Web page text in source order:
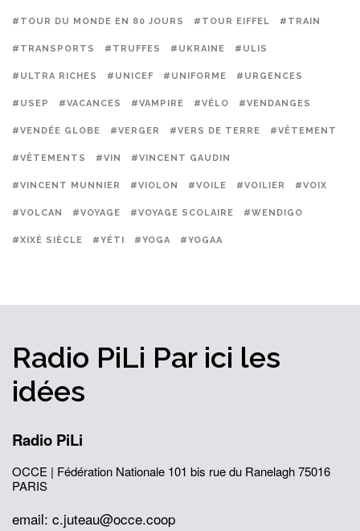
#TOUR DU MONDE EN 80 JOURS #TOUR EIFFEL #TRAIN
#TRANSPORTS #TRUFFES #UKRAINE #ULIS
#ULTRA RICHES #UNICEF #UNIFORME #URGENCES
#USEP #VACANCES #VAMPIRE #VÉLO #VENDANGES
#VENDÉE GLOBE #VERGER #VERS DE TERRE #VÊTEMENT
#VÊTEMENTS #VIN #VINCENT GAUDIN
#VINCENT MUNNIER #VIOLON #VOILE #VOILIER #VOIX
#VOLCAN #VOYAGE #VOYAGE SCOLAIRE #WENDIGO
#XIXÈ SIÈCLE #YÉTI #YOGA #YOGAA
Radio PiLi Par ici les
idées
Radio PiLi
OCCE | Fédération Nationale 101 bis rue du Ranelagh75016
PARIS
email: c.juteau@occe.coop